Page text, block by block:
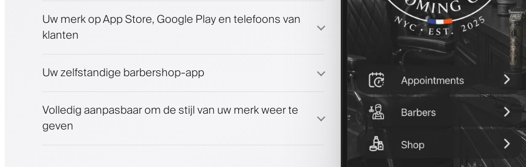
Betalingen, waarborgsom
Verkoop schoonheidsproducten
Uw merk op App Store, Google Play en telefoons van
klanten
Uw zelfstandige barbershop-app
Volledig aanpasbaar om de stijl van uw merk weer te
geven